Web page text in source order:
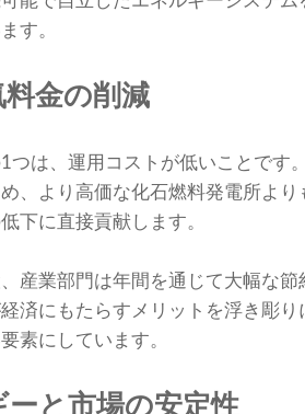
す。
金の削減
つは、運用コストが低いことです
、より高価な化石燃料発電所よ
下に直接貢献します。
産業部門は年間を通じて大幅な
済にもたらすメリットを浮き彫
素にしています。
と市場の安定性